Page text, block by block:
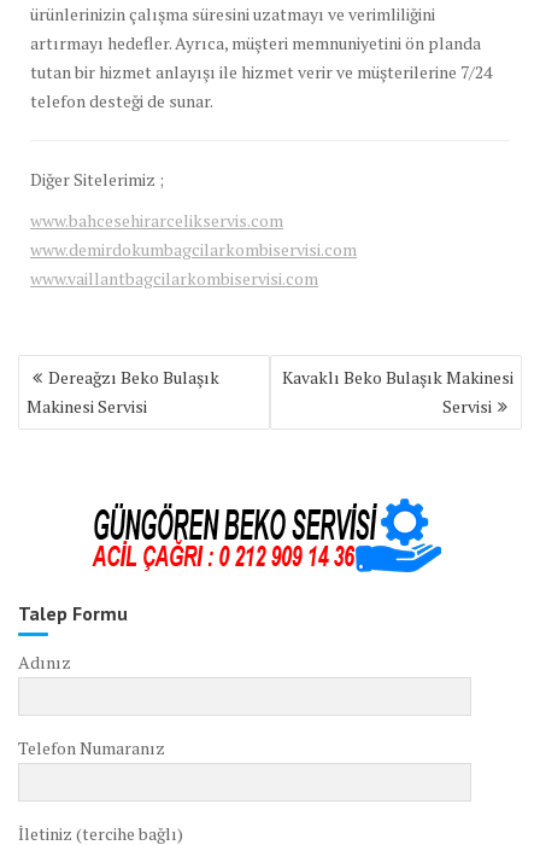
ürünlerinizin çalışma süresini uzatmayı ve verimliliğini
artırmayı hedefler. Ayrıca, müşteri memnuniyetini ön planda
tutan bir hizmet anlayışı ile hizmet verir ve müşterilerine 7/24
telefon desteği de sunar.
Diğer Sitelerimiz ;
www.bahcesehirarcelikservis.com
www.demirdokumbagcilarkombiservisi.com
www.vaillantbagcilarkombiservisi.com
Yazı
gezinmesi
Dereağzı Beko Bulaşık
Makinesi Servisi
Kavaklı Beko Bulaşık Makinesi
Servisi
Talep Formu
Adınız
Telefon Numaranız
İletiniz (tercihe bağlı)